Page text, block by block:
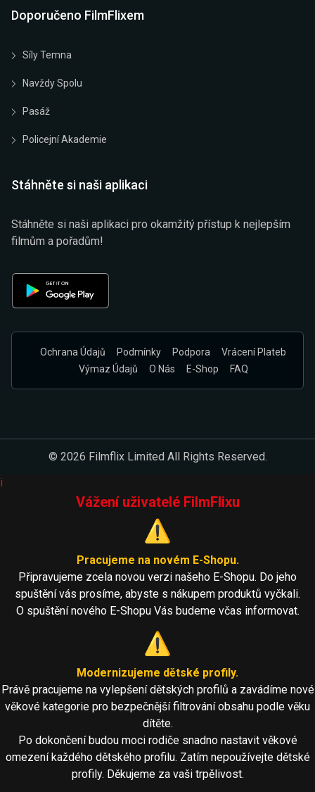
Doporučeno FilmFlixem
Síly Temna
Navždy Spolu
Pasáž
Policejní Akademie
Stáhněte si naši aplikaci
Stáhněte si naši aplikaci pro okamžitý přístup k nejlepším
filmům a pořadům!
Ochrana Údajů Podmínky Podpora
Vrácení Plateb
Výmaz Údajů
O Nás E-Shop FAQ
© 2026 Filmflix Limited All Rights Reserved.
i
Vážení uživatelé FilmFlixu
⚠️
Pracujeme na novém E-Shopu.
Připravujeme zcela novou verzi našeho E-Shopu. Do jeho
spuštění vás prosíme, abyste s nákupem produktů vyčkali.
O spuštění nového E-Shopu Vás budeme včas informovat.
⚠️
Modernizujeme dětské profily.
Právě pracujeme na vylepšení dětských profilů a zavádíme nové
věkové kategorie pro bezpečnější filtrování obsahu podle věku
dítěte.
Po dokončení budou moci rodiče snadno nastavit věkové
omezení každého dětského profilu. Zatím nepoužívejte dětské
profily. Děkujeme za vaši trpělivost.